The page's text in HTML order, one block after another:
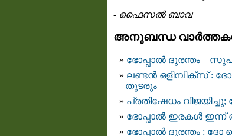
- ഫൈസല്‍ ബാവ
അനുബന്ധ
ഭോപ്പാല്‍ ദുരന്തം –
ലണ്ടന്‍ ഒളിമ്പിക്സ്‌ :
തുടരും
പ്രതിഷേധം
ഭോപ്പാല്‍ ഇരകള്‍ ഇന്ന്
ഭോപ്പാല്‍ ദുരന്തം : ദോ